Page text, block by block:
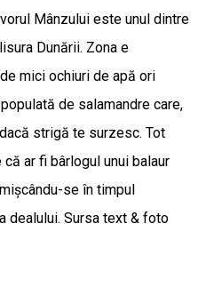
Mânzului este unul dintre
Dunării. Zona e
mici ochiuri de apă ori
de salamandre care,
strigă te surzesc. Tot
ar fi bârlogul unui balaur
se în timpul
dealului. Sursa text & foto